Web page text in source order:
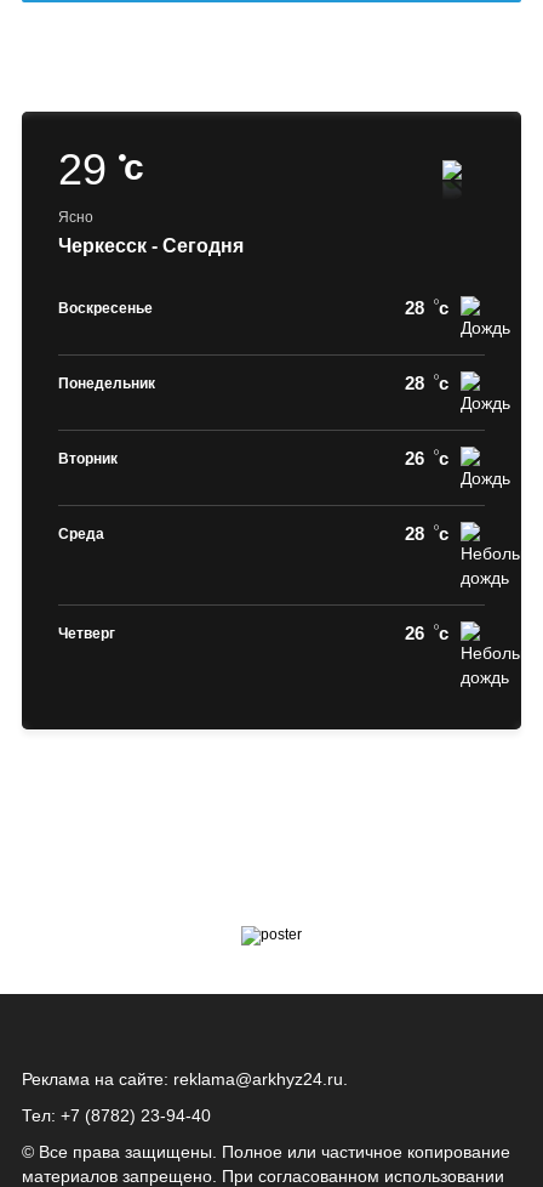
29 c
Ясно
Черкесск - Сегодня
Воскресенье 28 c
Понедельник 28 c
Вторник 26 c
Среда 28 c
Четверг 26 c
Реклама на сайте: reklama@arkhyz24.ru
Тел: +7 (8782) 23‑94‑40
© Все права защищены. Полное или частичное копирование
материалов запрещено. При согласованном использовании